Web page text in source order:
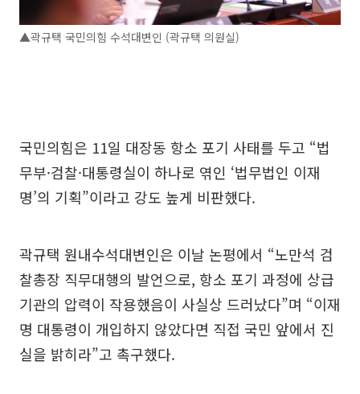
▲곽규택 국민의힘 수석대변인 (곽규택 의원실)
국민의힘은 11일 대장동 항소 포기 사태를 두고 “법
무부·검찰·대통령실이 하나로 엮인 ‘법무법인 이재
명’의 기획”이라고 강도 높게 비판했다.
곽규택 원내수석대변인은 이날 논평에서 “노만석 검
찰총장 직무대행의 발언으로, 항소 포기 과정에 상급
기관의 압력이 작용했음이 사실상 드러났다”며 “이재
명 대통령이 개입하지 않았다면 직접 국민 앞에서 진
실을 밝히라”고 촉구했다.